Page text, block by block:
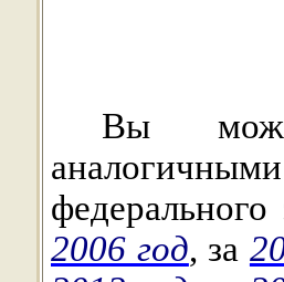
Вы
аналогичными
федерального
2006 год, за